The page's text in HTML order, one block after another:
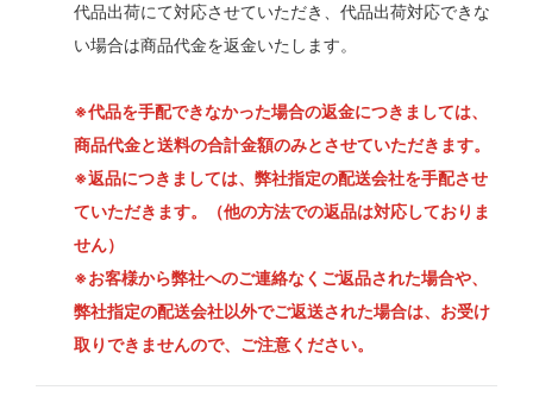
代品出荷にて対応させていただき、代品出荷対応できな
い場合は商品代金を返金いたします。
※代品を手配できなかった場合の返金につきましては、
商品代金と送料の合計金額のみとさせていただきます。
※返品につきましては、弊社指定の配送会社を手配させ
ていただきます。（他の方法での返品は対応しておりま
せん）
※お客様から弊社へのご連絡なくご返品された場合や、
弊社指定の配送会社以外でご返送された場合は、お受け
取りできませんので、ご注意ください。